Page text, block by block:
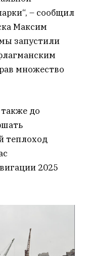
– сообщил
Максим
запустили
множество
до
теплоход
2025